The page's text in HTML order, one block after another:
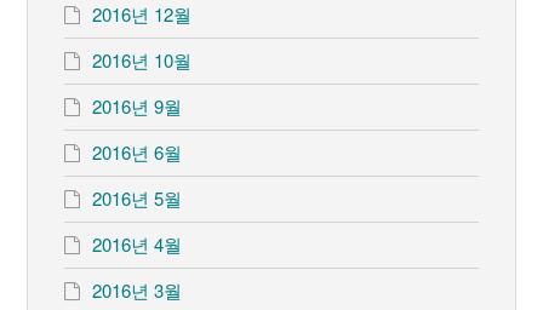
2016년 12월
2016년 10월
2016년 9월
2016년 6월
2016년 5월
2016년 4월
2016년 3월